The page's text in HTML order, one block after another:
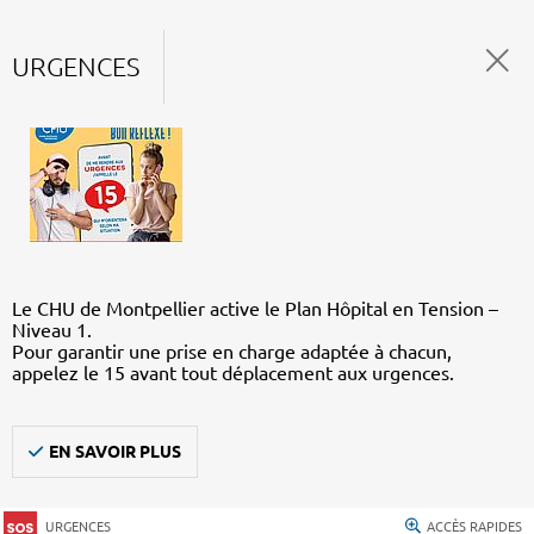
URGENCES
Le CHU de Montpellier active le Plan Hôpital en Tension –
Niveau 1.
Pour garantir une prise en charge adaptée à chacun,
appelez le 15 avant tout déplacement aux urgences.
EN SAVOIR PLUS
URGENCES ACCÈS RAPIDES